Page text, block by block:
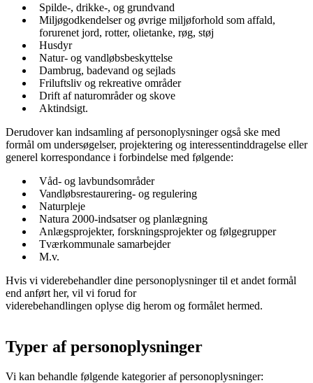
Spilde-, drikke-, og grundvand
Miljøgodkendelser og øvrige miljøforhold som affald,
forurenet jord, rotter, olietanke, røg, støj
Husdyr
Natur- og vandløbsbeskyttelse
Dambrug, badevand og sejlads
Friluftsliv og rekreative områder
Drift af naturområder og skove
Aktindsigt.
Derudover kan indsamling af personoplysninger også ske med
formål om undersøgelser, projektering og interessentinddragelse eller
generel korrespondance i forbindelse med følgende:
Våd- og lavbundsområder
Vandløbsrestaurering- og regulering
Naturpleje
Natura 2000-indsatser og planlægning
Anlægsprojekter, forskningsprojekter og følgegrupper
Tværkommunale samarbejder
M.v.
Hvis vi viderebehandler dine personoplysninger til et andet formål
end anført her, vil vi forud for
viderebehandlingen oplyse dig herom og formålet hermed.
Typer af personoplysninger
Vi kan behandle følgende kategorier af personoplysninger: